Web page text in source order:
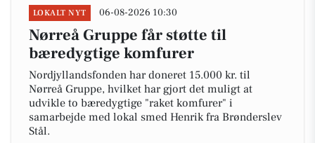
LOKALT NYT 06-08-2026 10:30
Nørreå Gruppe får støtte til
bæredygtige komfurer
Nordjyllandsfonden har doneret 15.000 kr. til
Nørreå Gruppe, hvilket har gjort det muligt at
udvikle to bæredygtige "raket komfurer" i
samarbejde med lokal smed Henrik fra Brønderslev
Stål.